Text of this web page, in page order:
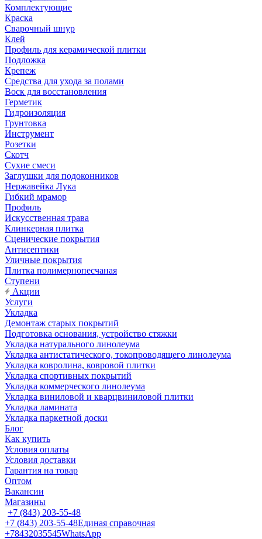
Комплектующие
Краска
Сварочный шнур
Клей
Профиль для керамической плитки
Подложка
Крепеж
Средства для ухода за полами
Воск для восстановления
Герметик
Гидроизоляция
Грунтовка
Инструмент
Розетки
Скотч
Сухие смеси
Заглушки для подоконников
Нержавейка Лука
Гибкий мрамор
Профиль
Искусственная трава
Клинкерная плитка
Сценические покрытия
Антисептики
Уличные покрытия
Плитка полимернопесчаная
Ступени
Акции
Услуги
Укладка
Демонтаж старых покрытий
Подготовка основания, устройство стяжки
Укладка натурального линолеума
Укладка антистатического, токопроводящего линолеума
Укладка ковролина, ковровой плитки
Укладка спортивных покрытий
Укладка коммерческого линолеума
Укладка виниловой и кварцвиниловой плитки
Укладка ламината
Укладка паркетной доски
Блог
Как купить
Условия оплаты
Условия доставки
Гарантия на товар
Оптом
Вакансии
Магазины
+7 (843) 203-55-48
+7 (843) 203-55-48Единая справочная
+78432035545WhatsApp